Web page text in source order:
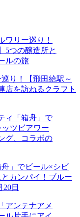
り！【飛田給駅～
店を訪ねるクラフト
舟」でビール×シビ
カンパイ！ブルー
20日